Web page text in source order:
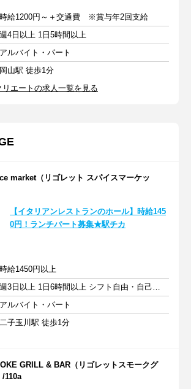
時給1200円～＋交通費 ※賞与年2回支給
週4日以上 1日5時間以上
アルバイト・パート
岡山駅 徒歩1分
エートの求人一覧を見る
market（リゴレット スパイスマーケッ
【イタリアンレストランのホール】時給145
0円！ランチパート募集★駅チカ
時給1450円以上
週3日以上 1日6時間以上 シフト自由・自己申告
アルバイト・パート
二子玉川駅 徒歩1分
GRILL & BAR（リゴレットスモークグ
/110a